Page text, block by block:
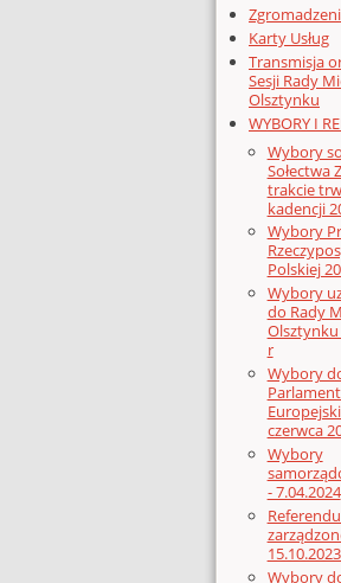
Dodatkowe
Karty Usług
Transmisja
Sesji Rady
Olsztynku
WYBORY I
Wybory
Sołectwa
trakcie
kadencji
Wybory
Polskiej
Wybory
do Rady
Olsztynku
r
Wybory
czerwca
Wybory
- 7.04.2024
Wybory